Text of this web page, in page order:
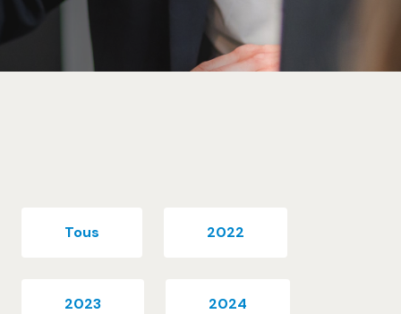
Tous 2022
2023 2024